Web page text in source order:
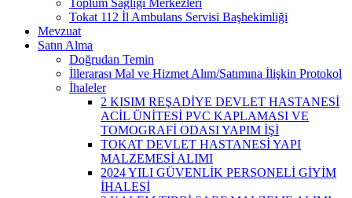
Tokat 112 İl Ambulans Servisi Başhekimliği
Mevzuat
Satın Alma
Doğrudan Temin
İllerarası Mal ve Hizmet Alım/Satımına İlişkin Protokol
İhaleler
2 KISIM REŞADİYE DEVLET HASTANESİ
ACİL ÜNİTESİ PVC KAPLAMASI VE
TOMOGRAFİ ODASI YAPIM İŞİ
TOKAT DEVLET HASTANESİ YAPI
MALZEMESİ ALIMI
2024 YILI GÜVENLİK PERSONELİ GİYİM
İHALESİ